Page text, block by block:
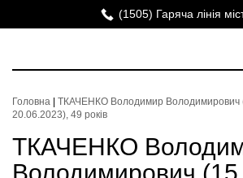
(1505) Гаряча лінія
Головна
ТКАЧЕНКО Володимир Володимирович
20.06.2023), 49 років
ТКАЧЕНКО